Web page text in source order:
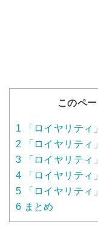
このペ
1 「ロイヤリティ
2 「ロイヤリティ
3 「ロイヤリティ
4 「ロイヤリティ
5 「ロイヤリティ
6 まとめ